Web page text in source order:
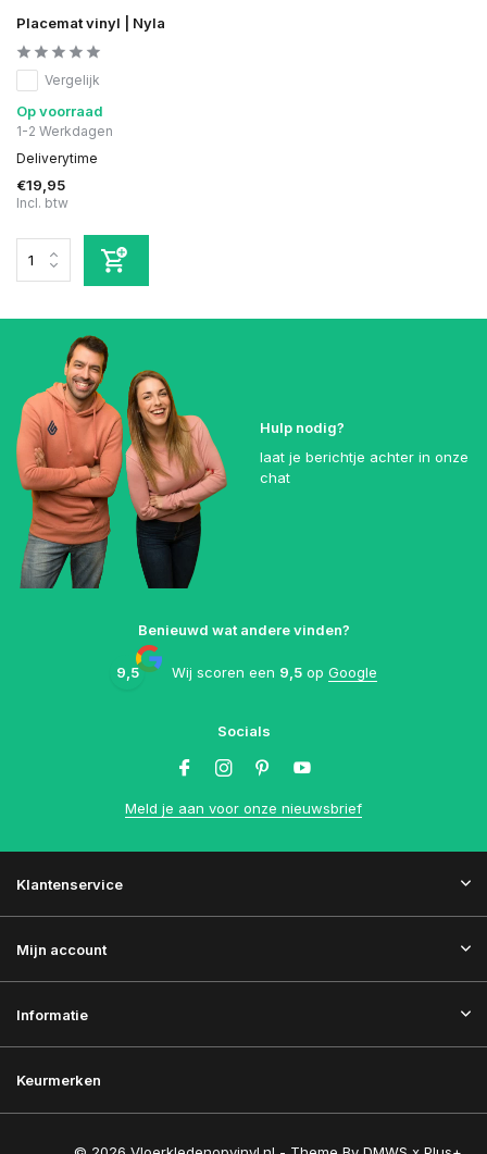
Placemat vinyl | Nyla
Vergelijk
Op voorraad
1-2 Werkdagen
Deliverytime
€19,95
Incl. btw
Hulp nodig?
laat je berichtje achter in onze
chat
Benieuwd wat andere vinden?
9,5 Wij scoren een 9,5 op Google
Socials
Meld je aan voor onze nieuwsbrief
Klantenservice
Mijn account
Informatie
Keurmerken